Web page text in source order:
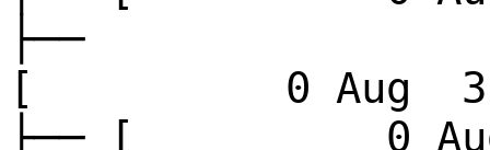
├──
[ 0 Aug 3
├── [ 0